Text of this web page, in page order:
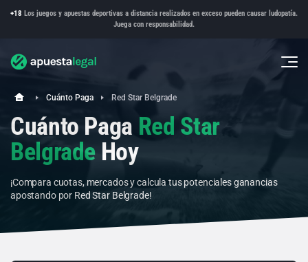
+18 Los juegos y apuestas deportivas a distancia realizados en exceso pueden causar ludopatía.
Juega con responsabilidad.
Cuánto Paga Red Star Belgrade
Cuánto Paga Red Star
Belgrade Hoy
¡Compara cuotas, mercados y calcula tus potenciales ganancias
apostando por Red Star Belgrade!